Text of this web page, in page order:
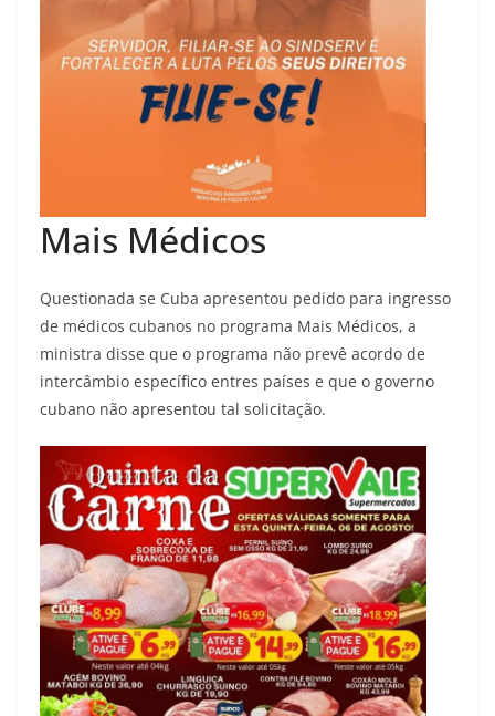
Mais Médicos
Questionada se Cuba apresentou pedido para ingresso
de médicos cubanos no programa Mais Médicos, a
ministra disse que o programa não prevê acordo de
intercâmbio específico entres países e que o governo
cubano não apresentou tal solicitação.